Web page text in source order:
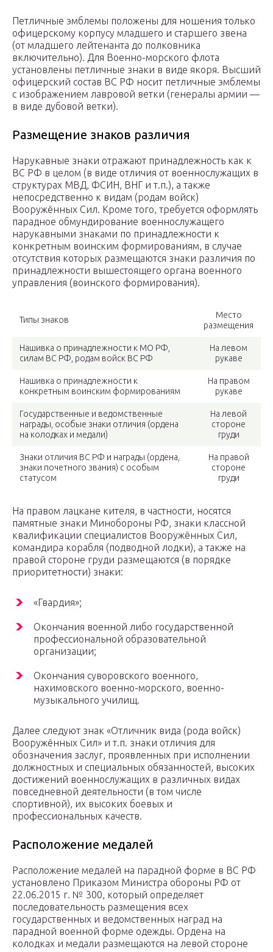
Петличные эмблемы положены для ношения только
офицерскому корпусу младшего и старшего звена
(от младшего лейтенанта до полковника
включительно). Для Военно-морского флота
установлены петличные знаки в виде якоря. Высший
офицерский состав ВС РФ носит петличные эмблемы
с изображением лавровой ветки (генералы армии —
в виде дубовой ветки).
Размещение знаков различия
Нарукавные знаки отражают принадлежность как к
ВС РФ в целом (в виде отличия от военнослужащих в
структурах МВД, ФСИН, ВНГ и т.п.), а также
непосредственно к видам (родам войск)
Вооружённых Сил. Кроме того, требуется оформлять
парадное обмундирование военнослужащего
нарукавными знаками по принадлежности к
конкретным воинским формированиям, в случае
отсутствия которых размещаются знаки различия по
принадлежности вышестоящего органа военного
управления (воинского формирования).
Типы знаков
Место
размещения
Нашивка о принадлежности к МО РФ,
силам ВС РФ, родам войск ВС РФ
На левом
рукаве
Нашивка о принадлежности к
конкретным воинским формированиям
На правом
рукаве
Государственные и ведомственные
награды, особые знаки отличия (ордена
на колодках и медали)
На левой
стороне
груди
Знаки отличия ВС РФ и награды (ордена,
знаки почетного звания) с особым
статусом
На правой
стороне
груди
На правом лацкане кителя, в частности, носятся
памятные знаки Минобороны РФ, знаки классной
квалификации специалистов Вооружённых Сил,
командира корабля (подводной лодки), а также на
правой стороне груди размещаются (в порядке
приоритетности) знаки:
«Гвардия»;
Окончания военной либо государственной
профессиональной образовательной
организации;
Окончания суворовского военного,
нахимовского военно-морского, военно-
музыкального училищ.
Далее следуют знак «Отличник вида (рода войск)
Вооружённых Сил» и т.п. знаки отличия для
обозначения заслуг, проявленных при исполнении
должностных и специальных обязанностей, высоких
достижений военнослужащих в различных видах
повседневной деятельности (в том числе
спортивной), их высоких боевых и
профессиональных качеств.
Расположение медалей
Расположение медалей на парадной форме в ВС РФ
установлено Приказом Министра обороны РФ от
22.06.2015 г. № 300, который определяет
последовательность размещения всех
государственных и ведомственных наград на
парадной военной форме одежды. Ордена на
колодках и медали размещаются на левой стороне